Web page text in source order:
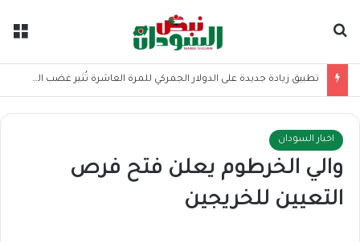
تطبيق زيادة جديدة على الدولار الجمركي للمرة العاشرة تُثير غضب المستوردين
اخبار السودان
والي الخرطوم يعلن فتح فرص
التعيين للخريجين